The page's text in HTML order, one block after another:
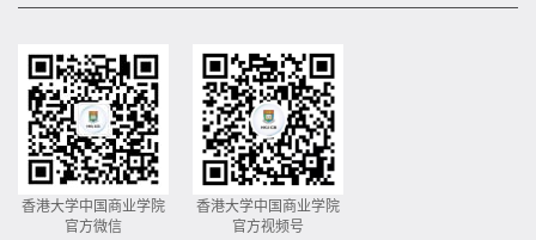
香港大学中国商业学院
官方微信
香港大学中国商业学院
官方视频号